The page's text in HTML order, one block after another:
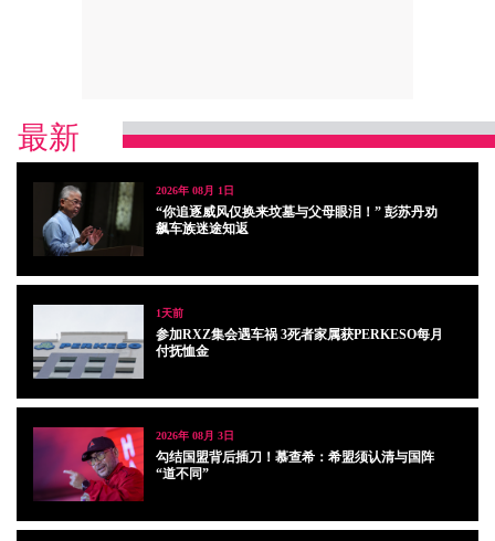
最新
2026年 08月 1日
“你追逐威风仅换来坟墓与父母眼泪！” 彭苏丹劝
飙车族迷途知返
1天前
参加RXZ集会遇车祸 3死者家属获PERKESO每月
付抚恤金
2026年 08月 3日
勾结国盟背后插刀！慕查希：希盟须认清与国阵
“道不同”